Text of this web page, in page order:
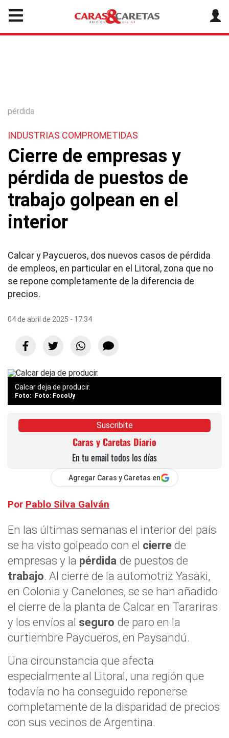
pérdida
INDUSTRIAS COMPROMETIDAS
Cierre de empresas y
pérdida de puestos de
trabajo golpean en el
interior
Calcar y Paycueros, dos nuevos casos de pérdida
de empleos, en particular en el Litoral, zona que no
se repone completamente de la diferencia de
precios.
04 de abril de 2025 - 17:34
Calcar deja de producir.
Foto: FocoUy
Suscribite
Caras y Caretas Diario
En tu email todos los días
Agregar Caras y Caretas en
Por Pablo Silva Galván
En las últimas semanas el interior del país
se ha visto golpeado con el cierre de
empresas y la pérdida de puestos de
trabajo. Al cierre de la automotriz Yasaki,
en Colonia y Canelones, se se han añadido
el cierre de la planta de Calcar en Tarariras
y los envíos al seguro de paro en la
curtiembre Paycueros, en Paysandú.
Una circunstancia que afecta
especialmente al Litoral, una región que
todavía no ha conseguido reponerse
completamente de la disparidad de precios
con sus vecinos de Argentina.